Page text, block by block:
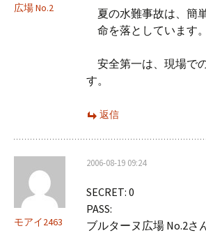
広場 No.2
夏の水難事故は、簡
命を落としています。
安全第一は、現場で
す。
返信
モアイ2463
2006-08-19 09:24
SECRET: 0
PASS:
ブルターヌ広場 No.2さ